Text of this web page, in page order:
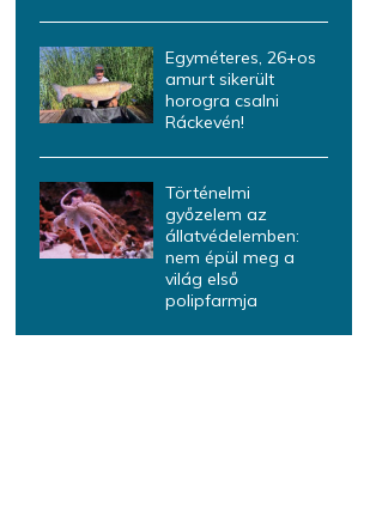
Egyméteres, 26+os
amurt sikerült
horogra csalni
Ráckevén!
Történelmi
győzelem az
állatvédelemben:
nem épül meg a
világ első
polipfarmja